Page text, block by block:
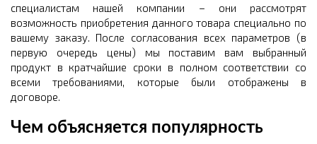
специалистам нашей компании – они рассмотрят
возможность приобретения данного товара специально по
вашему заказу. После согласования всех параметров (в
первую очередь цены) мы поставим вам выбранный
продукт в кратчайшие сроки в полном соответствии со
всеми требованиями, которые были отображены в
договоре.
Чем объясняется популярность